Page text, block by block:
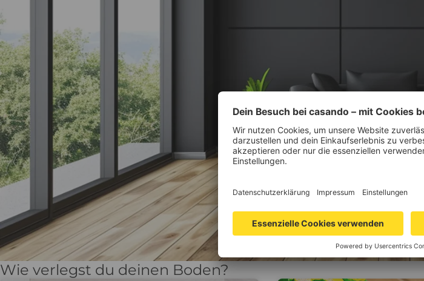
Wie verlegst du deinen Boden?